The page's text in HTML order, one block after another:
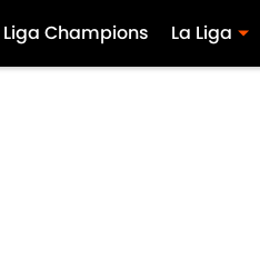
Liga Champions La Liga